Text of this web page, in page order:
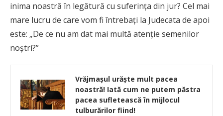
inima noastră în legătură cu suferinţa din jur? Cel mai
mare lucru de care vom fi întrebaţi la Judecata de apoi
este: „De ce nu am dat mai multă atenţie semenilor
noştri?”
Vrăjmaşul urăşte mult pacea
noastră! Iată cum ne putem păstra
pacea sufletească în mijlocul
tulburărilor fiind!